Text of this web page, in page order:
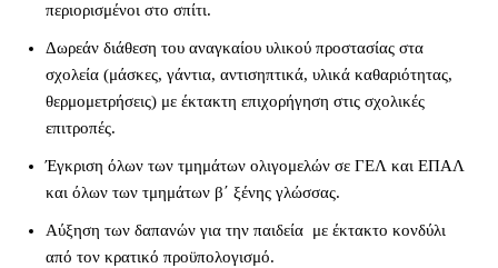
περιορισμένοι στο σπίτι.
Δωρεάν διάθεση του αναγκαίου υλικού προστασίας στα
σχολεία (μάσκες, γάντια, αντισηπτικά, υλικά καθαριότητας,
θερμομετρήσεις) με έκτακτη επιχορήγηση στις σχολικές
επιτροπές.
Έγκριση όλων των τμημάτων ολιγομελών σε ΓΕΛ και ΕΠΑΛ
και όλων των τμημάτων β΄ ξένης γλώσσας.
Αύξηση των δαπανών για την παιδεία με έκτακτο κονδύλι
από τον κρατικό προϋπολογισμό.